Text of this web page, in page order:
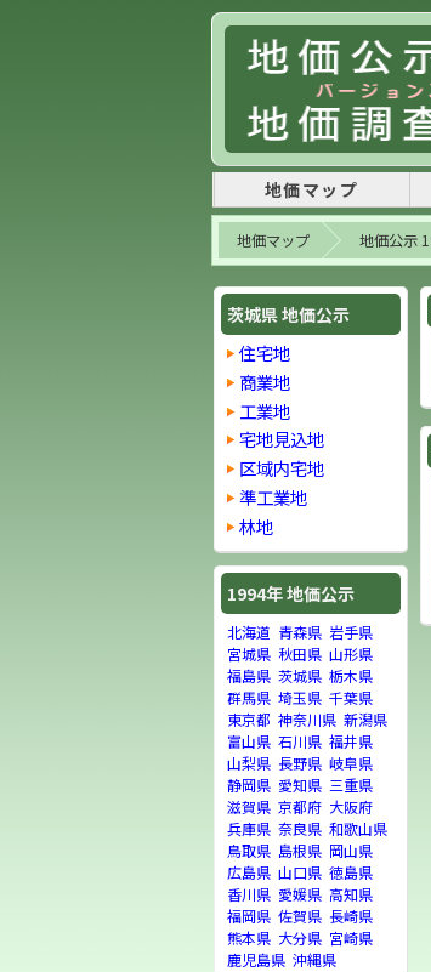
地価マップ
地価マップ 地価公示
茨城県 地価公示
住宅地
商業地
工業地
宅地見込地
区域内宅地
準工業地
林地
1994年 地価公示
北海道 青森県 岩手県
宮城県 秋田県 山形県
福島県 茨城県 栃木県
群馬県 埼玉県 千葉県
東京都 神奈川県 新潟県
富山県 石川県 福井県
山梨県 長野県 岐阜県
静岡県 愛知県 三重県
滋賀県 京都府 大阪府
兵庫県 奈良県 和歌山県
鳥取県 島根県 岡山県
広島県 山口県 徳島県
香川県 愛媛県 高知県
福岡県 佐賀県 長崎県
熊本県 大分県 宮崎県
鹿児島県 沖縄県